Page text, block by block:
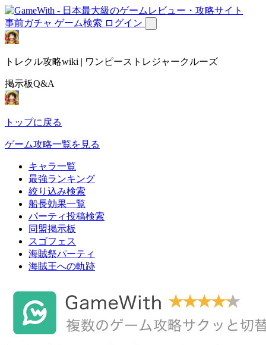
事前ガチャ ゲーム検索 ログイン
トレクル攻略wiki | ワンピーストレジャークルーズ
掲示板Q&A
トップに戻る
ゲーム攻略一覧を見る
キャラ一覧
最強ランキング
絞り込み検索
船長効果一覧
パーティ投稿検索
同盟掲示板
スゴフェス
海賊祭パーティ
海賊王への軌跡